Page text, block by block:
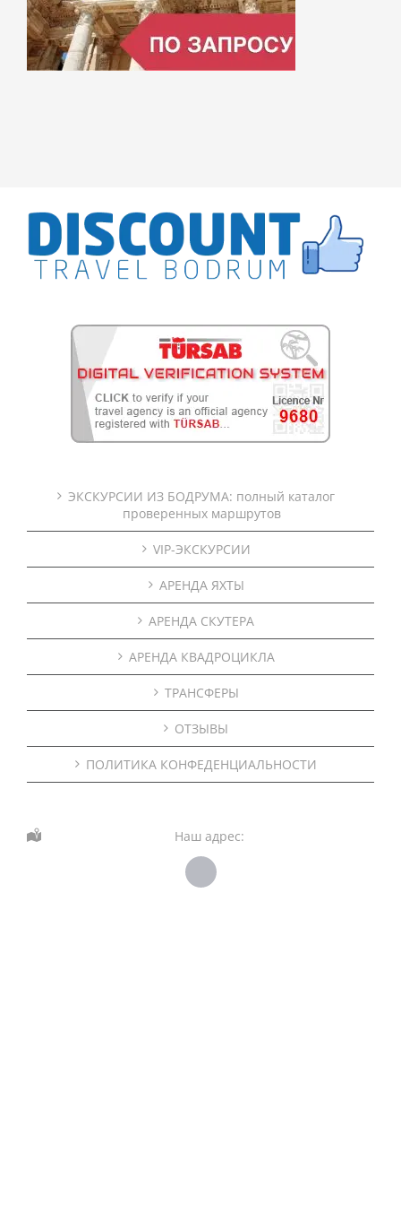
ЭКСКУРСИИ ИЗ БОДРУМА: полный каталог
проверенных маршрутов
VIP-ЭКСКУРСИИ
АРЕНДА ЯХТЫ
АРЕНДА СКУТЕРА
АРЕНДА КВАДРОЦИКЛА
ТРАНСФЕРЫ
ОТЗЫВЫ
ПОЛИТИКА КОНФЕДЕНЦИАЛЬНОСТИ
Наш адрес: